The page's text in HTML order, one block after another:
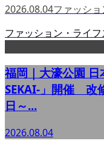
2026.08.04ファッシ
ファッション・ライ
福岡｜大濠公園
SEKAI-」開催 改
日～...
2026.08.04